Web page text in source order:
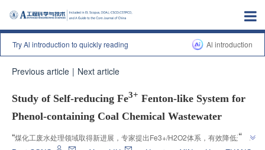
Try Al introduction to quickly reading Al introduction
Previous article | Next article
Study of Self-reducing Fe3+ Fenton-like System for
Phenol-containing Coal Chemical Wastewater
“煤化工废水处理领域取得新进展，专家提出Fe3+/H2O2体系，有效降低运行
”